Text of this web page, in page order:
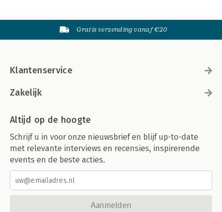
Gratis verzending vanaf €20
Klantenservice
Zakelijk
Altijd op de hoogte
Schrijf u in voor onze nieuwsbrief en blijf up-to-date
met relevante interviews en recensies, inspirerende
events en de beste acties.
Aanmelden